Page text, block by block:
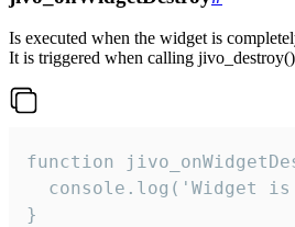
Is executed when the widget is
It is triggered when calling
function
console.log('Widget is
}